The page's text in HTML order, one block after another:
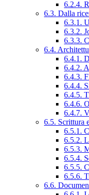
6.2.4.
6.3. Dalla
6.3.1.
6.3.2.
6.3.3.
6.4.
6.4.1.
6.4.2.
6.4.3.
6.4.4.
6.4.5.
6.4.6.
6.4.7.
6.5. Scrittura
6.5.1.
6.5.2.
6.5.3.
6.5.4.
6.5.5.
6.5.6.
6.6.